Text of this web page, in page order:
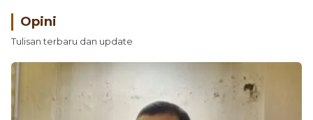
Opini
Tulisan terbaru dan update